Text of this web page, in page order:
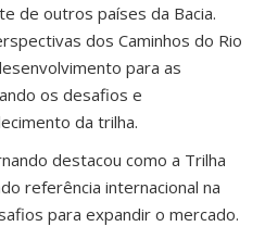
de outros países da Bacia.
dos Caminhos do Rio
para as
os desafios e
da trilha.
destacou como a Trilha
referência internacional na
para expandir o mercado.